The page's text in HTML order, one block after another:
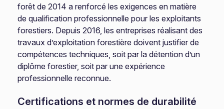
forêt de 2014 a renforcé les exigences en matière
de qualification professionnelle pour les exploitants
forestiers. Depuis 2016, les entreprises réalisant des
travaux d’exploitation forestière doivent justifier de
compétences techniques, soit par la détention d’un
diplôme forestier, soit par une expérience
professionnelle reconnue.
Certifications et normes de durabilité